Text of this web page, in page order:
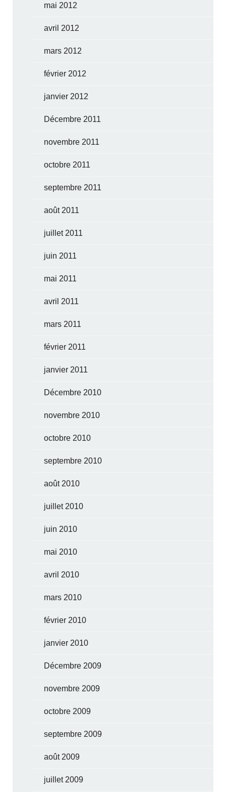
mai 2012
avril 2012
mars 2012
février 2012
janvier 2012
Décembre 2011
novembre 2011
octobre 2011
septembre 2011
août 2011
juillet 2011
juin 2011
mai 2011
avril 2011
mars 2011
février 2011
janvier 2011
Décembre 2010
novembre 2010
octobre 2010
septembre 2010
août 2010
juillet 2010
juin 2010
mai 2010
avril 2010
mars 2010
février 2010
janvier 2010
Décembre 2009
novembre 2009
octobre 2009
septembre 2009
août 2009
juillet 2009